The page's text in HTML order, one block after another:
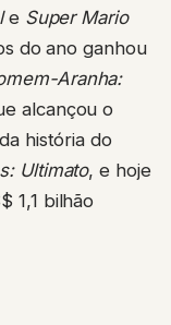
e Super Mario
do ano ganhou
Aranha:
alcançou o
história do
Ultimato, e hoje
1,1 bilhão